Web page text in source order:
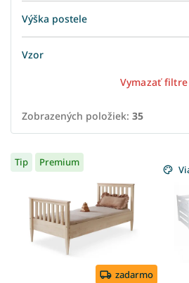
Výška postele
Vzor
Vymazať filtre
Zobrazených položiek: 35
V
ýTip Premium
zadarmo